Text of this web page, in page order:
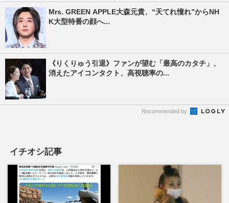
Mrs. GREEN APPLE大森元貴、“天てれ憧れ”からNH
K大型特番の顔へ...
《りくりゅう引退》ファンが望む「最高のカタチ」、
消えたアイコンタクト、高視聴率の...
Recommended by
イチオシ記事